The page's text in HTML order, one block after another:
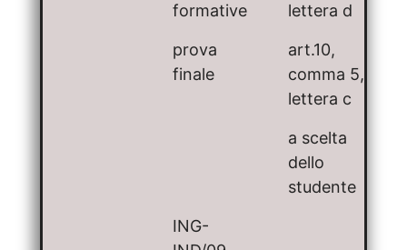
formative
lettera d
prova
finale
art.10,
comma 5,
lettera c
a scelta
dello
studente
ING-